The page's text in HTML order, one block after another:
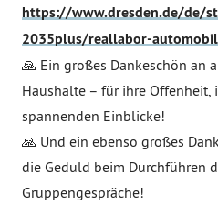
https://www.dresden.de/de/
2035plus/reallabor-
🙏 Ein großes Dankeschön an
Haushalte – für ihre Offenheit,
spannenden Einblicke!
🙏 Und ein ebenso großes
die Geduld beim Durchführen
Gruppengespräche!